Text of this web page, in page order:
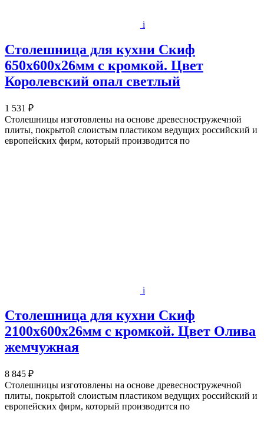
i
Столешница для кухни Скиф
650х600x26мм с кромкой. Цвет
Королевский опал светлый
1 531 ₽
Столешницы изготовлены на основе древесностружечной
плиты, покрытой слоистым пластиком ведущих российский и
европейских фирм, который производится по
i
Столешница для кухни Скиф
2100х600x26мм с кромкой. Цвет Олива
жемчужная
8 845 ₽
Столешницы изготовлены на основе древесностружечной
плиты, покрытой слоистым пластиком ведущих российский и
европейских фирм, который производится по